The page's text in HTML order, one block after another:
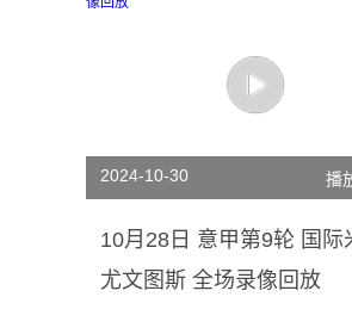
2024-10-30 播
10月28日 意甲第9轮 国际
尤文图斯 全场录像回放